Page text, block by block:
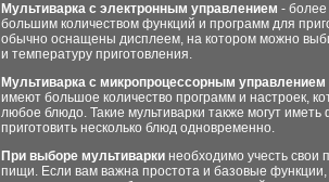
Мультиварка с электронным управлением -
большим количеством функций и программ для
обычно оснащены дисплеем, на котором можно
и температуру приготовления.
Мультиварка с микропроцессорным управлением
имеют большое количество программ и настроек,
любое блюдо. Такие мультиварки также могут
приготовить несколько блюд одновременно.
При выборе мультиварки необходимо учесть свои
пищи. Если вам важна простота и базовые функции,